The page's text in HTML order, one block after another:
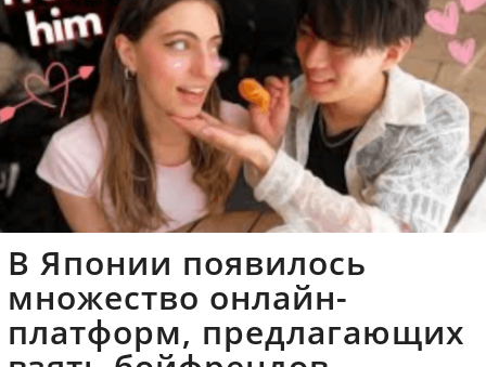
В Японии появилось
множество онлайн-
платформ, предлагающих